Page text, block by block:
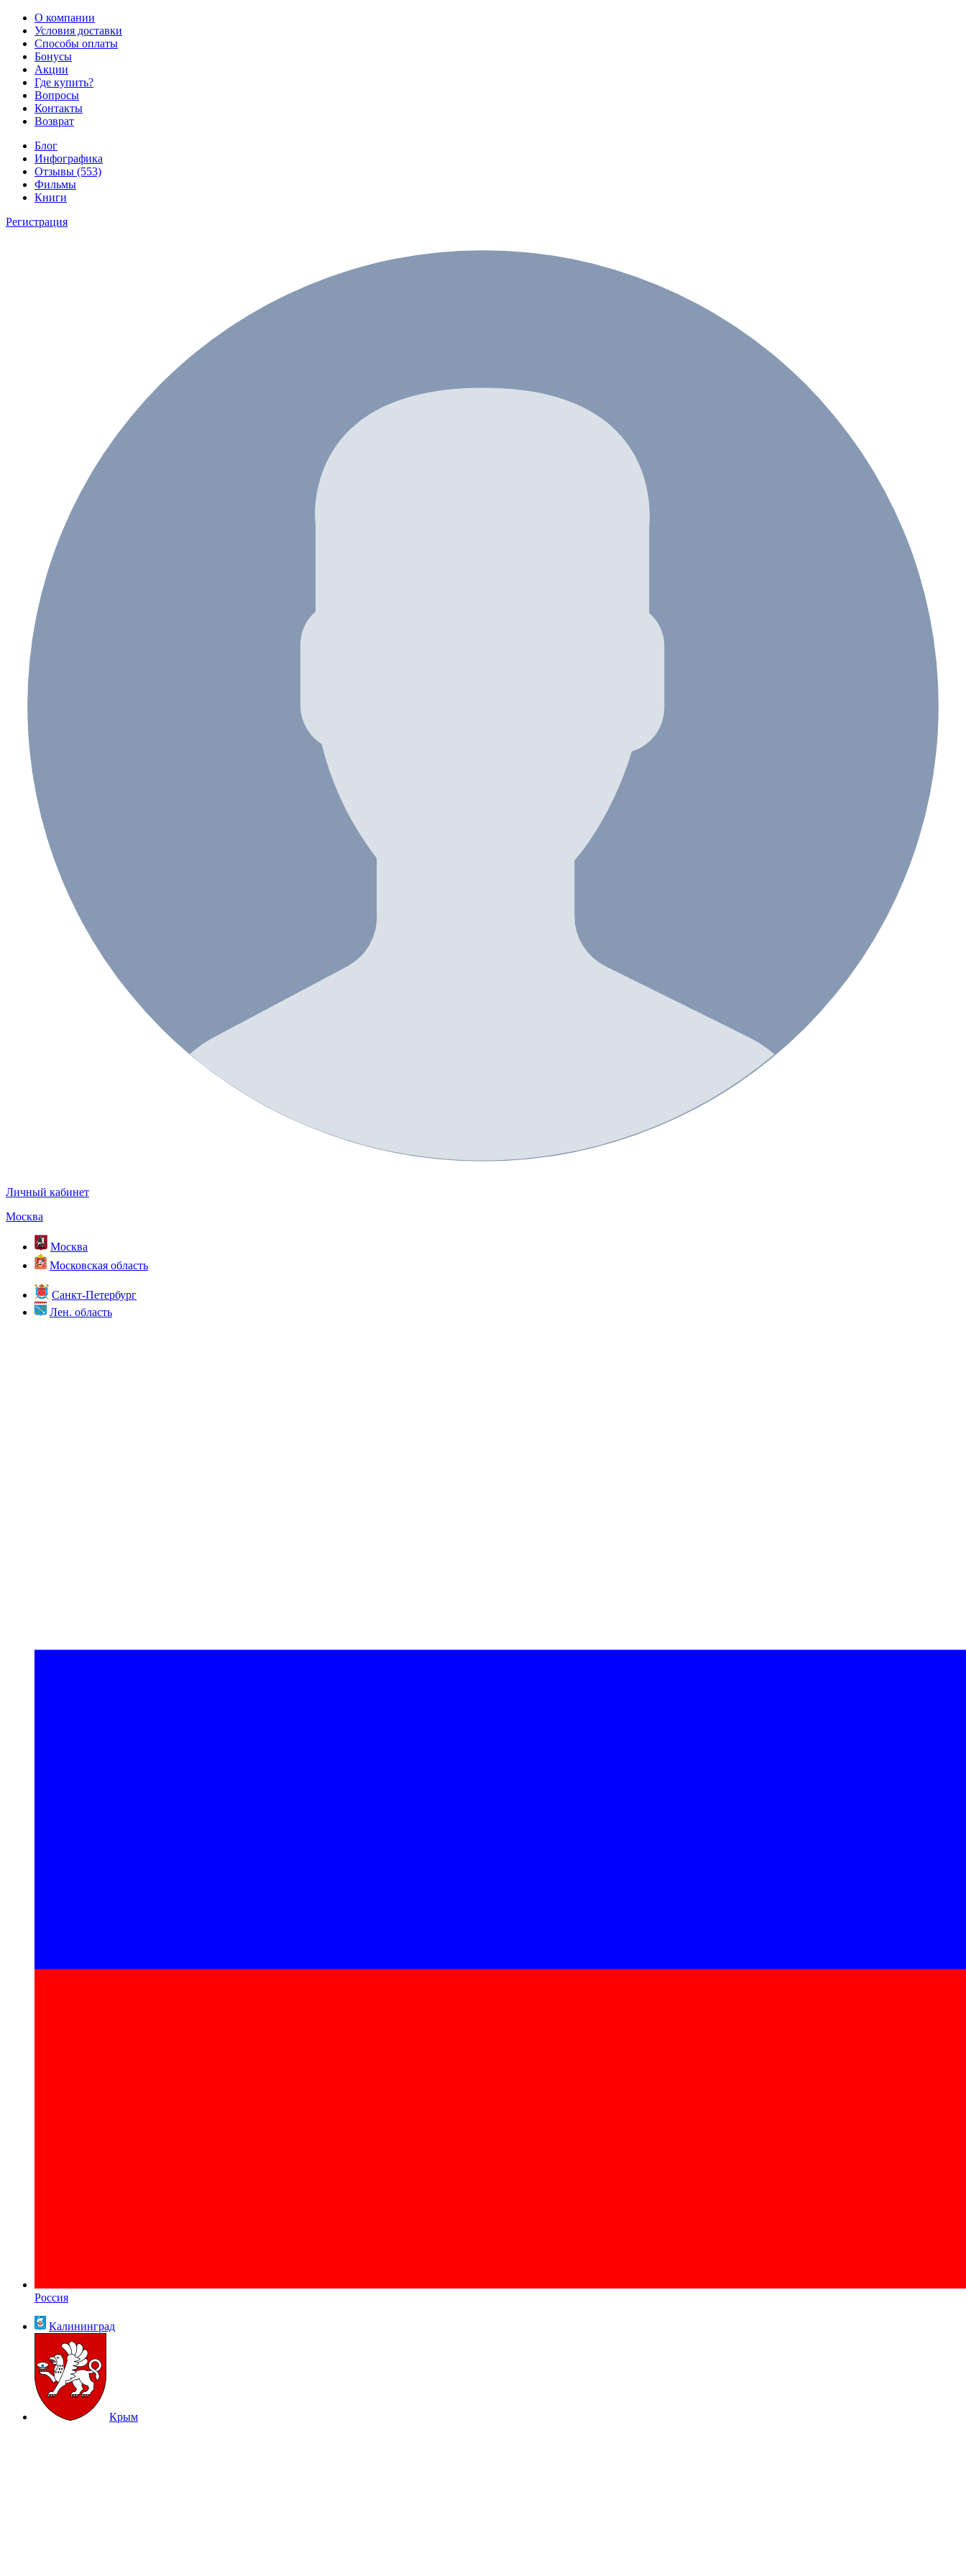
О компании
Условия доставки
Способы оплаты
Бонусы
Акции
Где купить?
Вопросы
Контакты
Возврат
Блог
Инфографика
Отзывы (553)
Фильмы
Книги
Регистрация
Личный кабинет
Москва
Москва
Московская область
Санкт-Петербург
Лен. область
Россия
Калининград
Крым